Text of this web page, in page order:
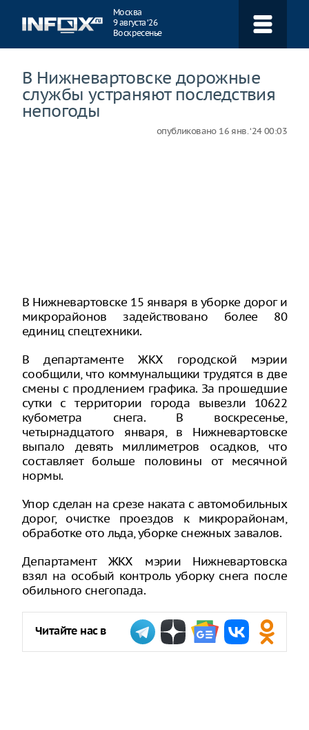
Москва
9 августа ‘26
Воскресенье
В Нижневартовске дорожные
службы устраняют последствия
непогоды
опубликовано 16 янв. ‘24 00:03
В Нижневартовске 15 января в уборке дорог и
микрорайонов задействовано более 80
единиц спецтехники.
В департаменте ЖКХ городской мэрии
сообщили, что коммунальщики трудятся в две
смены с продлением графика. За прошедшие
сутки с территории города вывезли 10622
кубометра снега. В воскресенье,
четырнадцатого января, в Нижневартовске
выпало девять миллиметров осадков, что
составляет больше половины от месячной
нормы.
Упор сделан на срезе наката с автомобильных
дорог, очистке проездов к микрорайонам,
обработке ото льда, уборке снежных завалов.
Департамент ЖКХ мэрии Нижневартовска
взял на особый контроль уборку снега после
обильного снегопада.
Читайте нас в